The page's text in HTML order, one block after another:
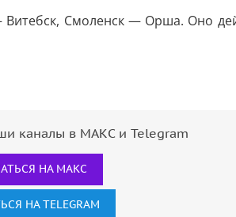
Смоленск — Орша. Оно
каналы в МАКС и Telegram
НА МАКС
НА TELEGRAM